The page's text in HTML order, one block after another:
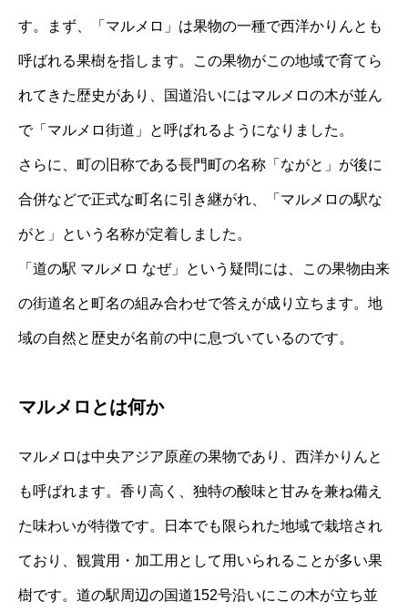
す。まず、「マルメロ」は果物の一種で西洋かりんとも
呼ばれる果樹を指します。この果物がこの地域で育てら
れてきた歴史があり、国道沿いにはマルメロの木が並ん
で「マルメロ街道」と呼ばれるようになりました。
さらに、町の旧称である長門町の名称「ながと」が後に
合併などで正式な町名に引き継がれ、「マルメロの駅な
がと」という名称が定着しました。
「道の駅 マルメロ なぜ」という疑問には、この果物由来
の街道名と町名の組み合わせで答えが成り立ちます。地
域の自然と歴史が名前の中に息づいているのです。
マルメロとは何か
マルメロは中央アジア原産の果物であり、西洋かりんと
も呼ばれます。香り高く、独特の酸味と甘みを兼ね備え
た味わいが特徴です。日本でも限られた地域で栽培され
ており、観賞用・加工用として用いられることが多い果
樹です。道の駅周辺の国道152号沿いにこの木が立ち並